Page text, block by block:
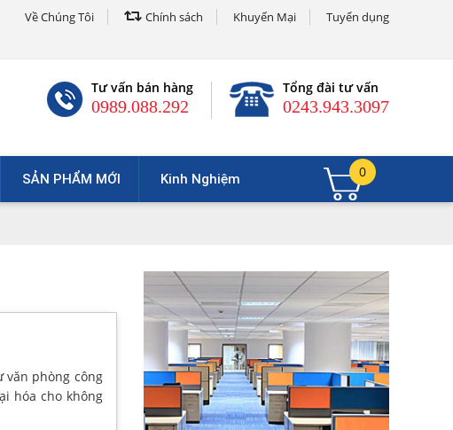
Về Chúng Tôi Chính sách Khuyến Mại Tuyển dụng
Tư vấn bán hàng
0989.088.292
Tổng đài tư vấn
0243.943.3097
SẢN PHẨM MỚI Kinh Nghiệm 0
văn phòng công
hóa cho không